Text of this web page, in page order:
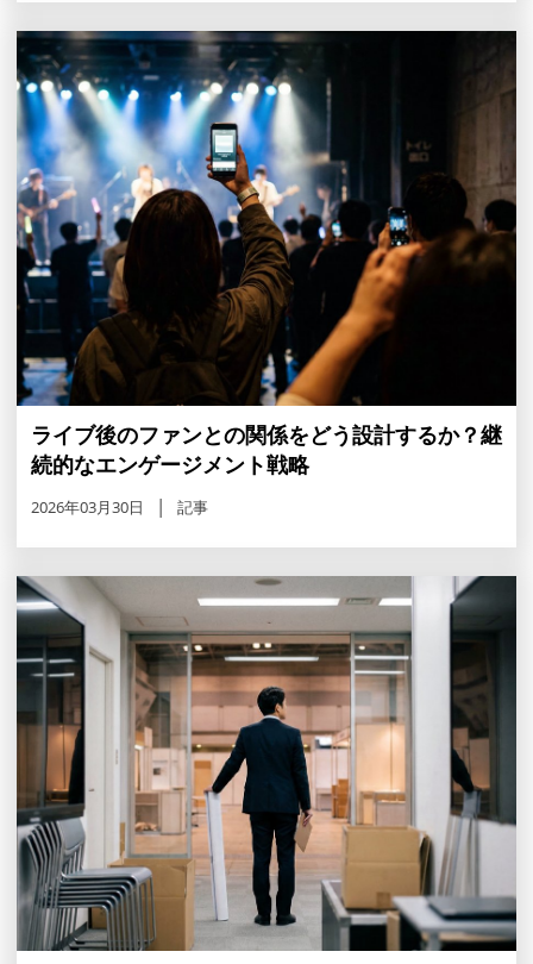
ライブ後のファンとの関係をどう設計するか？継
続的なエンゲージメント戦略
2026年03月30日 記事